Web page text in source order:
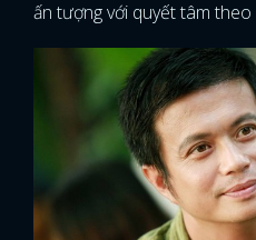
ấn tượng với quyết tâm